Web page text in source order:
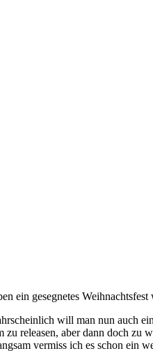
ein gesegnetes Weihnachtsfest
will man nun auch
releasen, aber dann doch
vermiss ich es schon ein